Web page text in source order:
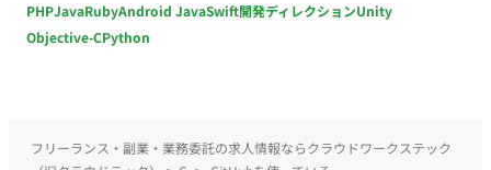
MySQL、SQLite、Redis インフラ／クラウド：Terraform、
Kubernetes、GCP／AWS／Azure コンテナ・仮想化：
管理：GitHub プロジェクト管理：GitHub、Notion、Google
Workspace 情報共有ツール：GitHub、Notion、Slack、Miro、
PHPJavaRubyAndroid JavaSwift開発ディレクションUnity
Objective-CPython
フリーランス・副業・業務委託の求人情報ならクラウドワークステック